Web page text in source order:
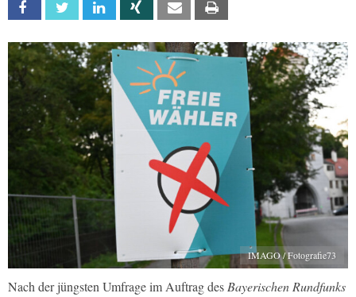
Facebook Twitter Linkedin Xing Email
IMAGO / Fotografie73
Nach der jüngsten Umfrage im Auftrag des Bayerischen Rundfunks